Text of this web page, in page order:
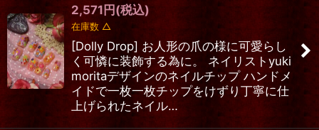
2,571 円 (税込)
在庫数 △
[Dolly Drop] お人形の爪の様に可愛らし
く可憐に装飾する為に。 ネイリストyuki
moritaデザインのネイルチップ ハンドメ
イドで一枚一枚チップをけずり丁寧に仕
上げられたネイル…